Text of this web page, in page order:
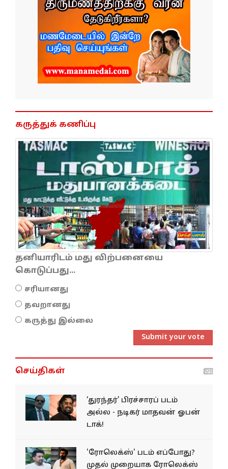
கருத்துக் கணிப்பு
தனியாரிடம் மது விற்பனையை
கொடுப்பது...
சரியானது
தவறானது
கருத்து இல்லை
Submit your vote
செய்திகள்
‘துரந்தர்’ பிரச்சாரப் படம்
அல்ல - நடிகர் மாதவன் ஓபன்
டாக்!
'ரோலெக்ஸ்' படம் எப்போது?
முதல் முறையாக ரோலெக்ஸ்